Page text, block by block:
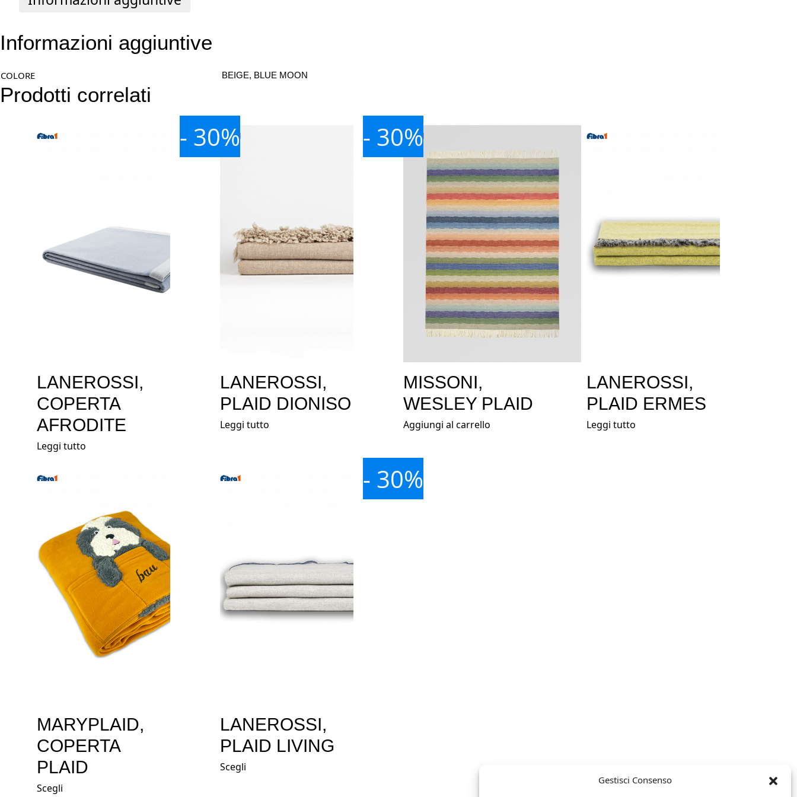
Gestisci Consenso
Informazioni aggiuntive
COLORE BEIGE, BLUE MOON
Prodotti correlati
- 30%
LANEROSSI,
COPERTA
AFRODITE
Leggi tutto
- 30%
LANEROSSI,
PLAID DIONISO
Leggi tutto
MISSONI,
WESLEY PLAID
Aggiungi al carrello
LANEROSSI,
PLAID ERMES
Leggi tutto
MARYPLAID,
COPERTA
PLAID
Scegli
- 30%
LANEROSSI,
PLAID LIVING
Scegli